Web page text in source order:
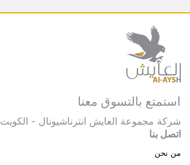
استمتع بالتسوق معنا
شركة مجموعة العايش انترناشيونال - الكويت
اتصل بنا
من نحن